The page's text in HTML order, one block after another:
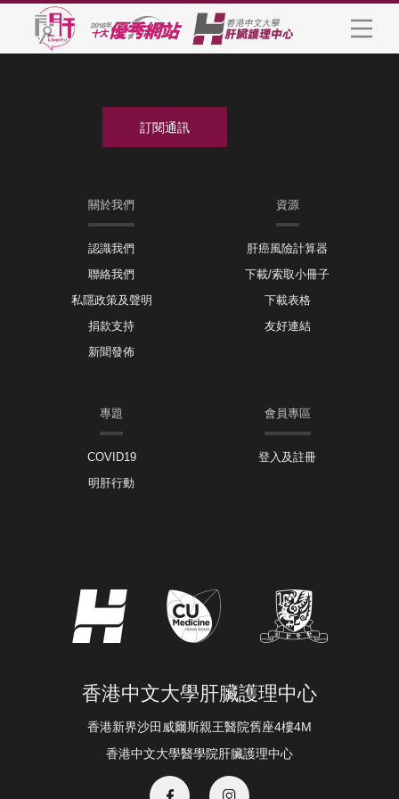
關於我們
認識我們
聯絡我們
私隱政策及聲明
捐款支持
新聞發佈
資源
肝癌風險計算器
下載/索取小冊子
下載表格
友好連結
專題
COVID19
明肝行動
會員專區
登入及註冊
香港中文大學肝臟護理中心
香港新界沙田威爾斯親王醫院舊座4樓4M
香港中文大學醫學院肝臟護理中心